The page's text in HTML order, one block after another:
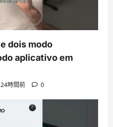
dois modo
aplicativo em
24時間前 0